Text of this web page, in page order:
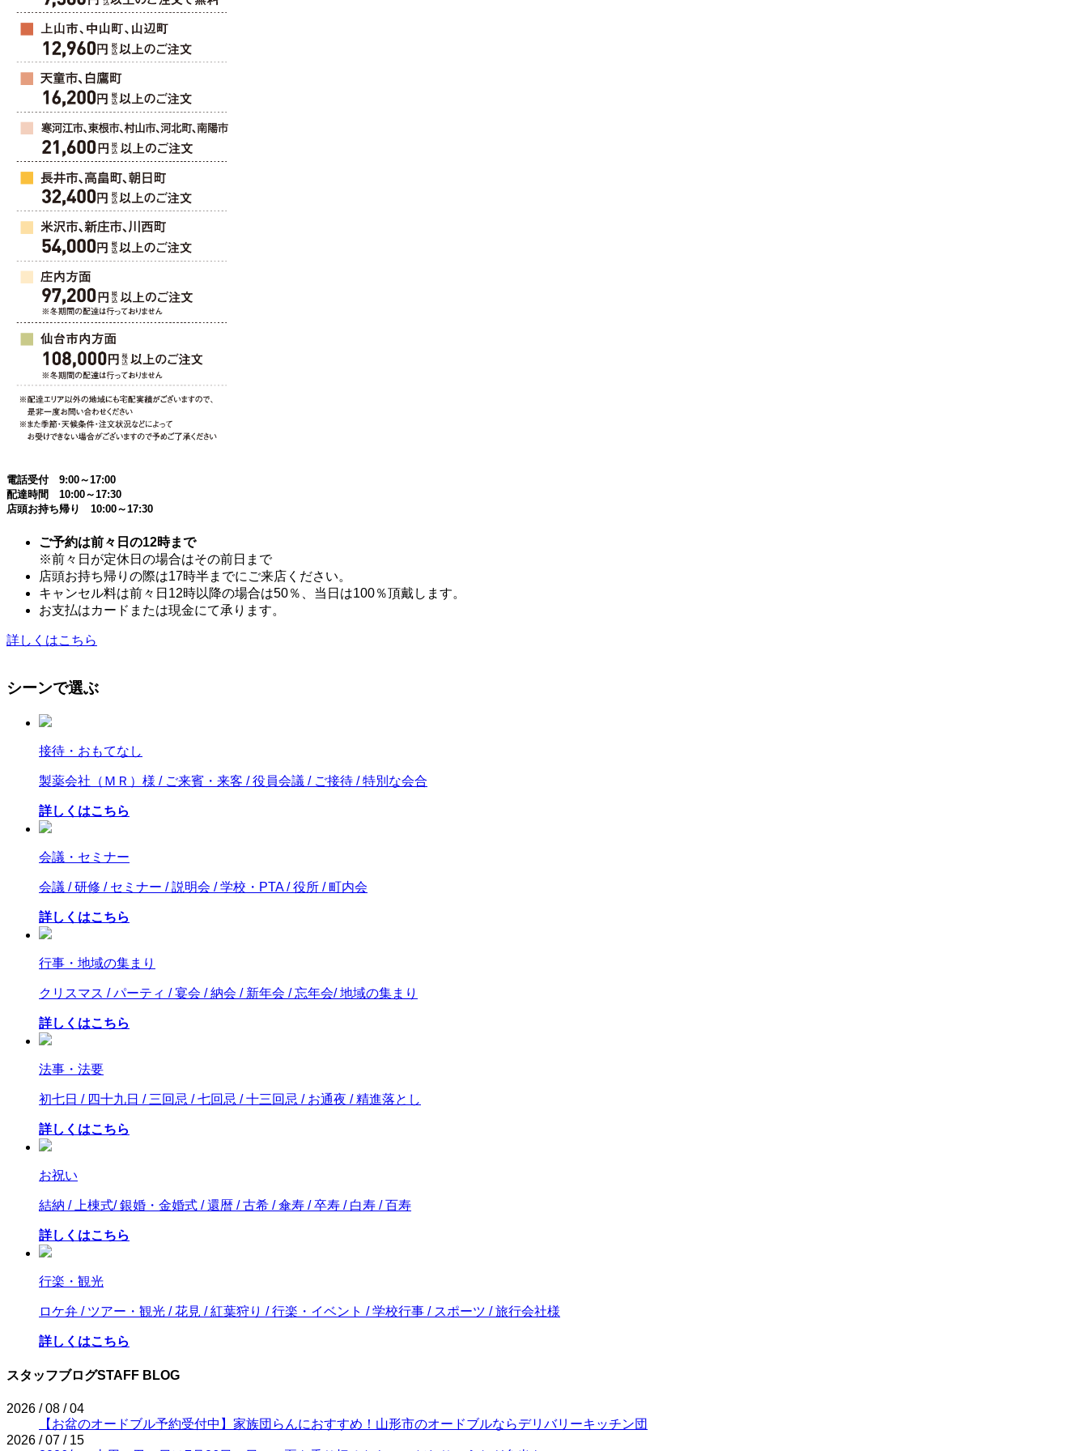
電話受付 9:00～17:00
配達時間 10:00～17:30
店頭お持ち帰り 10:00～17:30
ご予約は前々日の12時まで
※前々日が定休日の場合はその前日まで
店頭お持ち帰りの際は17時半までにご来店ください。
キャンセル料は前々日12時以降の場合は50％、当日は100％頂戴します。
お支払はカードまたは現金にて承ります。
詳しくはこちら
シーンで選ぶ
接待・おもてなし
製薬会社（ＭＲ）様 / ご来賓・来客 / 役員会議 / ご接待 / 特別な会合
詳しくはこちら
会議・セミナー
会議 / 研修 / セミナー / 説明会 / 学校・PTA / 役所 / 町内会
詳しくはこちら
行事・地域の集まり
クリスマス / パーティ / 宴会 / 納会 / 新年会 / 忘年会/ 地域の集まり
詳しくはこちら
法事・法要
初七日 / 四十九日 / 三回忌 / 七回忌 / 十三回忌 / お通夜 / 精進落とし
詳しくはこちら
お祝い
結納 / 上棟式/ 銀婚・金婚式 / 還暦 / 古希 / 傘寿 / 卒寿 / 白寿 / 百寿
詳しくはこちら
行楽・観光
ロケ弁 / ツアー・観光 / 花見 / 紅葉狩り / 行楽・イベント / 学校行事 / スポーツ / 旅行会社様
詳しくはこちら
スタッフブログSTAFF BLOG
2026 / 08 / 04
【お盆のオードブル予約受付中】家族団らんにおすすめ！山形市のオードブルならデリバリーキッチン団
2026 / 07 / 15